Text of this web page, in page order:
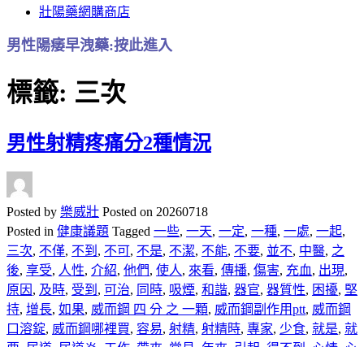
壯陽藥網購商店
男性陽痿早洩藥:按此進入
標籤: 三次
男性射精疼痛分2種情況
Posted by 樂威壯 Posted on 20260718
Posted in 健康議題 Tagged 一些, 一天, 一定, 一種, 一處, 一起,
三次, 不僅, 不到 , 不可, 不是, 不潔, 不能, 不要, 並不, 中醫, 之
後, 享受, 人性, 介紹, 他們, 使人, 來看, 傳播, 傷害, 充血, 出現,
原因 , 及時, 受到 , 可治, 同時, 吸煙, 和諧, 器官, 器質性, 困擾, 堅
持, 增長, 如果, 威而鋼 四 分 之 一顆, 威而鋼副作用ptt, 威而鋼
口溶錠, 威而鋼哪裡買, 容易, 射精, 射精時, 專家, 少食, 就是, 就